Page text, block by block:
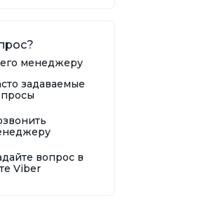
менеджеру
задаваемые
вопрос в
Viber